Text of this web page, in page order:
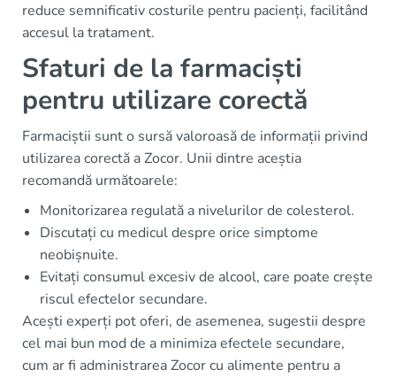
reduce semnificativ costurile pentru pacienți, facilitând
accesul la tratament.
Sfaturi de la farmaciști
pentru utilizare corectă
Farmaciștii sunt o sursă valoroasă de informații privind
utilizarea corectă a Zocor. Unii dintre aceștia
recomandă următoarele:
Monitorizarea regulată a nivelurilor de colesterol.
Discutați cu medicul despre orice simptome
neobișnuite.
Evitați consumul excesiv de alcool, care poate crește
riscul efectelor secundare.
Acești experți pot oferi, de asemenea, sugestii despre
cel mai bun mod de a minimiza efectele secundare,
cum ar fi administrarea Zocor cu alimente pentru a